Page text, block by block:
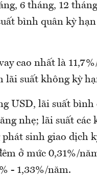
6 tháng, 12
bình quân kỳ
cao nhất là
lãi suất không kỳ
USD, lãi suất bình
nhẹ; lãi suất
sinh giao dịch
ở mức 0,31%/
- 1,33%/năm.